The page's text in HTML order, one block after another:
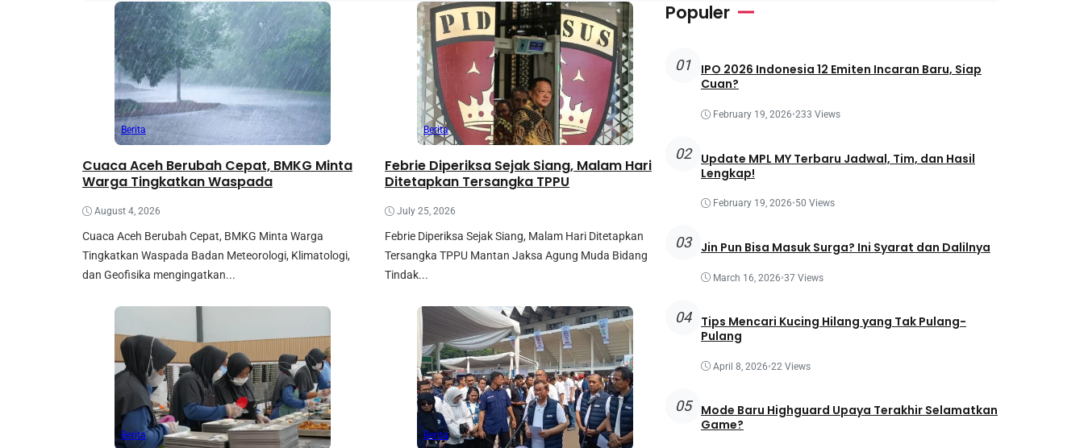
Berita
Cuaca Aceh Berubah Cepat, BMKG Minta
Warga Tingkatkan Waspada
August 4, 2026
Cuaca Aceh Berubah Cepat, BMKG Minta Warga
Tingkatkan Waspada Badan Meteorologi, Klimatologi,
dan Geofisika mengingatkan...
Berita
Febrie Diperiksa Sejak Siang, Malam Hari
Ditetapkan Tersangka TPPU
July 25, 2026
Febrie Diperiksa Sejak Siang, Malam Hari Ditetapkan
Tersangka TPPU Mantan Jaksa Agung Muda Bidang
Tindak...
Berita Berita
Populer
01
IPO 2026 Indonesia 12 Emiten Incaran Baru, Siap
Cuan?
February 19, 2026•233 Views
02
Update MPL MY Terbaru Jadwal, Tim, dan Hasil
Lengkap!
February 19, 2026•50 Views
03 Jin Pun Bisa Masuk Surga? Ini Syarat dan Dalilnya
March 16, 2026•37 Views
04
Tips Mencari Kucing Hilang yang Tak Pulang-
Pulang
April 8, 2026•22 Views
05
Mode Baru Highguard Upaya Terakhir Selamatkan
Game?